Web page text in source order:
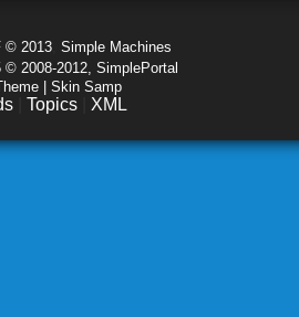
© 2013 Simple Machines
2008-2012, SimplePortal
| Skin Samp
Topics XML